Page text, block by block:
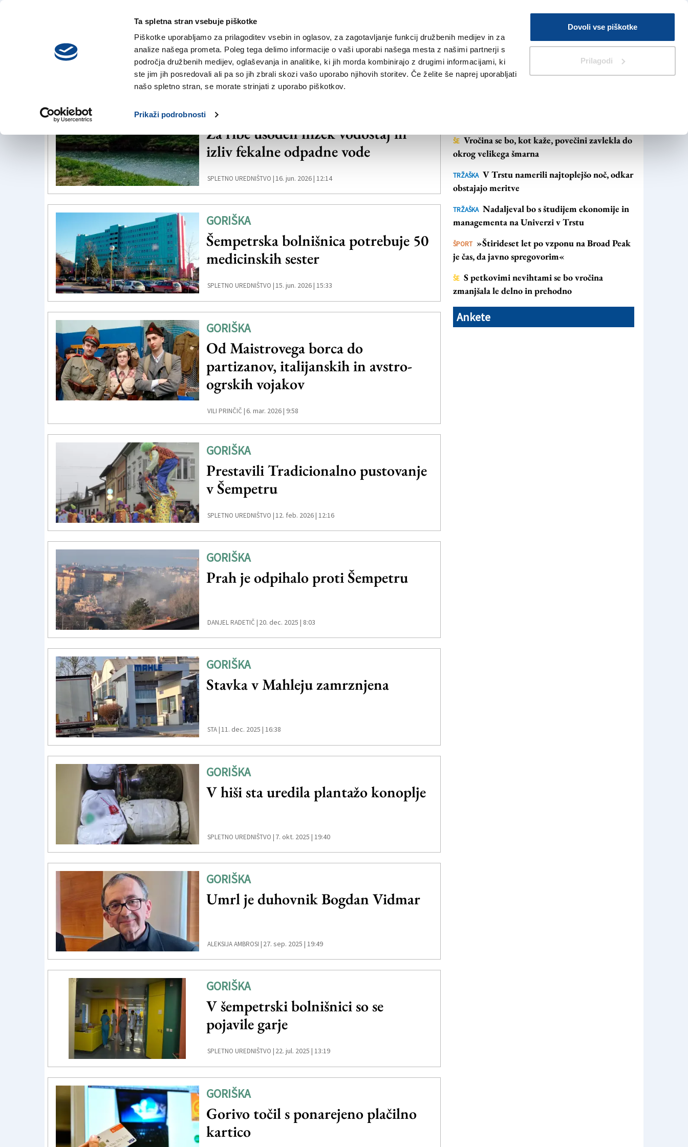
Ta spletna stran vsebuje piškotke
Piškotke uporabljamo za prilagoditev vsebin in oglasov, za zagotavljanje funkcij družbenih medijev in za
analize našega prometa. Poleg tega delimo informacije o vaši uporabi našega mesta z našimi partnerji s
področja družbenih medijev, oglaševanja in analitike, ki jih morda kombinirajo z drugimi informacijami, ki
ste jim jih posredovali ali pa so jih zbrali skozi vašo uporabo njihovih storitev. Če želite še naprej uporabljati
našo spletno stran, se morate strinjati z uporabo piškotkov.
Prikaži podrobnosti
Dovoli vse piškotke
Prilagodi
četrtek,
6. avgusta 2026
V Kioskih
Iskanje
NOVICE TRŽAŠKA GORIŠKA KULTURA ŠPORT ŠE
GORIŠKA
Za ribe usoden nizek vodostaj in
izliv fekalne odpadne vode
SPLETNO UREDNIŠTVO | 16. jun. 2026 | 12:14
GORIŠKA
Šempetrska bolnišnica potrebuje 50
medicinskih sester
SPLETNO UREDNIŠTVO | 15. jun. 2026 | 15:33
GORIŠKA
Od Maistrovega borca do
partizanov, italijanskih in avstro-
ogrskih vojakov
VILI PRINČIČ | 6. mar. 2026 | 9:58
GORIŠKA
Prestavili Tradicionalno pustovanje
v Šempetru
SPLETNO UREDNIŠTVO | 12. feb. 2026 | 12:16
GORIŠKA
Prah je odpihalo proti Šempetru
DANJEL RADETIČ | 20. dec. 2025 | 8:03
GORIŠKA
Stavka v Mahleju zamrznjena
STA | 11. dec. 2025 | 16:38
GORIŠKA
V hiši sta uredila plantažo konoplje
SPLETNO UREDNIŠTVO | 7. okt. 2025 | 19:40
GORIŠKA
Umrl je duhovnik Bogdan Vidmar
ALEKSIJA AMBROSI | 27. sep. 2025 | 19:49
GORIŠKA
V šempetrski bolnišnici so se
pojavile garje
SPLETNO UREDNIŠTVO | 22. jul. 2025 | 13:19
GORIŠKA
Gorivo točil s ponarejeno plačilno
kartico
ŠE Vročina se bo, kot kaže, povečini zavlekla do
okrog velikega šmarna
TRŽAŠKA V Trstu namerili najtoplejšo noč, odkar
obstajajo meritve
TRŽAŠKA Nadaljeval bo s študijem ekonomije in
managementa na Univerzi v Trstu
ŠPORT »Štirideset let po vzponu na Broad Peak
je čas, da javno spregovorim«
ŠE S petkovimi nevihtami se bo vročina
zmanjšala le delno in prehodno
Ankete